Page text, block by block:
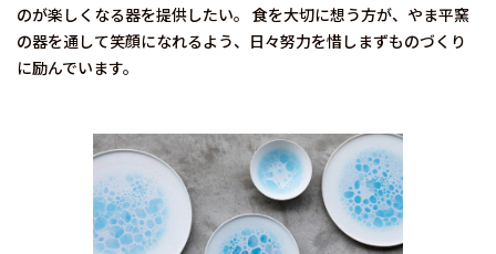
のが楽しくなる器を提供したい。 食を大切に想う方が、やま平窯
の器を通して笑顔になれるよう、日々努力を惜しまずものづくり
に励んでいます。